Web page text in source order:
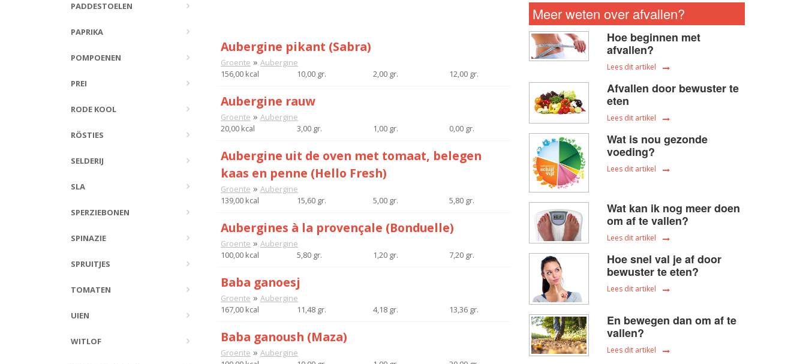
PADDESTOELEN
PAPRIKA
POMPOENEN
PREI
RODE KOOL
RÖSTIES
SELDERIJ
SLA
SPERZIEBONEN
SPINAZIE
SPRUITJES
TOMATEN
UIEN
WITLOF
Aubergine pikant (Sabra)
Groente » Aubergine
156,00 kcal
10,00 gr. 2,00 gr. 12,00 gr.
Aubergine rauw
Groente » Aubergine
20,00 kcal
3,00 gr. 1,00 gr. 0,00 gr.
Aubergine uit de oven met tomaat, belegen
kaas en penne (Hello Fresh)
Groente » Aubergine
139,00 kcal
15,60 gr. 5,00 gr. 5,80 gr.
Aubergines à la provençale (Bonduelle)
Groente » Aubergine
100,00 kcal
5,80 gr. 1,20 gr. 7,20 gr.
Baba ganoesj
Groente » Aubergine
167,00 kcal
11,48 gr. 4,18 gr. 13,36 gr.
Baba ganoush (Maza)
Groente » Aubergine
Meer weten over afvallen?
Hoe beginnen met
afvallen?
Lees dit artikel
Afvallen door bewuster te
eten
Lees dit artikel
Wat is nou gezonde
voeding?
Lees dit artikel
Wat kan ik nog meer doen
om af te vallen?
Lees dit artikel
Hoe snel val je af door
bewuster te eten?
Lees dit artikel
En bewegen dan om af te
vallen?
Lees dit artikel